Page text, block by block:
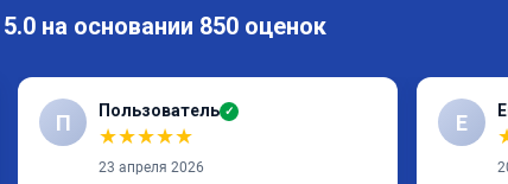
на основании 850 оценок
П Пользователь ✓
★★★★★
23 апреля 2026
Е